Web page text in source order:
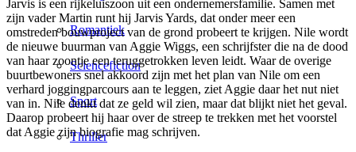
Romantiek
Sciencefiction
Sport
Thriller
Jarvis is een rijkeluiszoon uit een ondernemersfamilie. Samen met
zijn vader Martin runt hij Jarvis Yards, dat onder meer een
omstreden bouwproject van de grond probeert te krijgen. Nile wordt
de nieuwe buurman van Aggie Wiggs, een schrijfster die na de dood
van haar zoontje een teruggetrokken leven leidt. Waar de overige
buurtbewoners snel akkoord zijn met het plan van Nile om een
verhard joggingparcours aan te leggen, ziet Aggie daar het nut niet
van in. Nile denkt dat ze geld wil zien, maar dat blijkt niet het geval.
Daarop probeert hij haar over de streep te trekken met het voorstel
dat Aggie zijn biografie mag schrijven.